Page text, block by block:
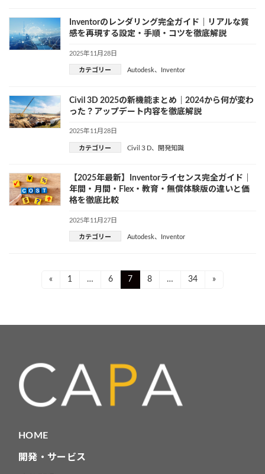
Inventorのレンダリング完全ガイド｜リアルな質
感を再現する設定・手順・コツを徹底解説
2025年11月28日
カテゴリー Autodesk、 Inventor
Civil 3D 2025の新機能まとめ｜2024から何が変わ
った？アップデート内容を徹底解説
2025年11月28日
カテゴリー Civil３D、 開発知識
【2025年最新】Inventorライセンス完全ガイド｜
年間・月間・Flex・教育・無償体験版の違いと価
格を徹底比較
2025年11月27日
カテゴリー Autodesk、 Inventor
ー
シ
ン
« Page
1 … Page
6 Page
7 Page
8 … Page
34 »
HOME
開発・サービス